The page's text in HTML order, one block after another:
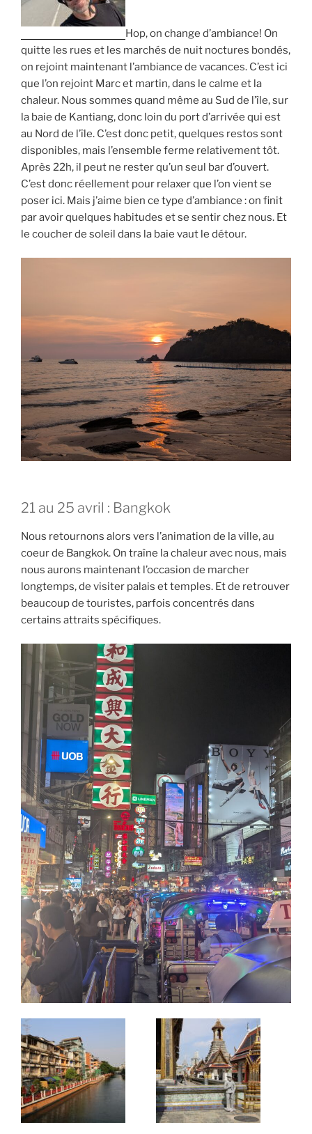
Hop, on change d’ambiance! On
quitte les rues et les marchés de nuit noctures bondés,
on rejoint maintenant l’ambiance de vacances. C’est ici
que l’on rejoint Marc et martin, dans le calme et la
chaleur. Nous sommes quand même au Sud de l’île, sur
la baie de Kantiang, donc loin du port d’arrivée qui est
au Nord de l’île. C’est donc petit, quelques restos sont
disponibles, mais l’ensemble ferme relativement tôt.
Après 22h, il peut ne rester qu’un seul bar d’ouvert.
C’est donc réellement pour relaxer que l’on vient se
poser ici. Mais j’aime bien ce type d’ambiance : on finit
par avoir quelques habitudes et se sentir chez nous. Et
le coucher de soleil dans la baie vaut le détour.
21 au 25 avril : Bangkok
Nous retournons alors vers l’animation de la ville, au
coeur de Bangkok. On traîne la chaleur avec nous, mais
nous aurons maintenant l’occasion de marcher
longtemps, de visiter palais et temples. Et de retrouver
beaucoup de touristes, parfois concentrés dans
certains attraits spécifiques.